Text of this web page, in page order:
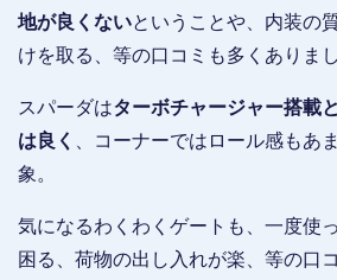
地が良くないということや、内装の
けを取る、等の口コミも多くありまし
スパーダはターボチャージャー搭載
は良く
、コーナーではロール感もあ
象。
気になるわくわくゲートも、一度使
困る、荷物の出し入れが楽、等の口